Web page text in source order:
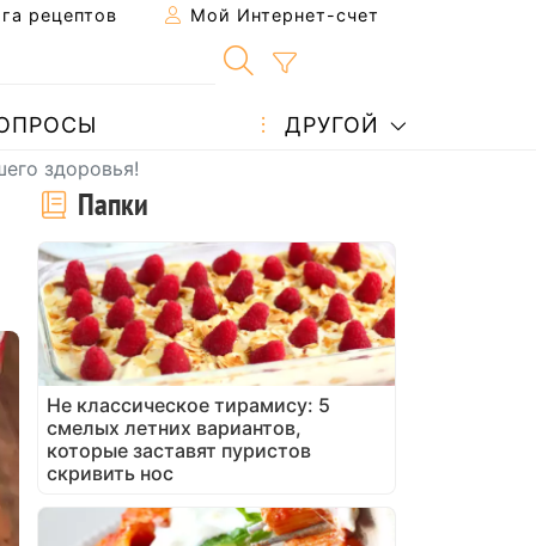
рецептов Мой Интернет-счет
ДРУГОЙ
здоровья!
Папки
Не классическое тирамису: 5
смелых летних вариантов,
которые заставят пуристов
скривить нос